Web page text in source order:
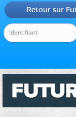
Retour sur